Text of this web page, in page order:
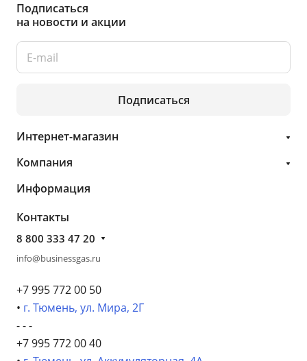
Подписаться
на новости и акции
Подписаться
Интернет-магазин
Компания
Информация
Контакты
8 800 333 47 20
info@businessgas.ru
+7 995 772 00 50
• г. Тюмень, ул. Мира, 2Г
- - -
+7 995 772 00 40